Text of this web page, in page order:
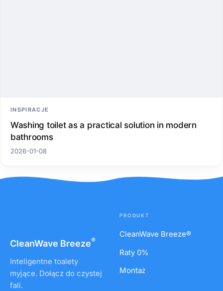
INSPIRACJE
Washing toilet as a practical solution in modern
bathrooms
2026-01-08
CleanWave Breeze®
Inteligentne toalety
myjące. Dołącz do czystej
fali.
PRODUKT
CleanWave Breeze®
Raty 0%
Montaż